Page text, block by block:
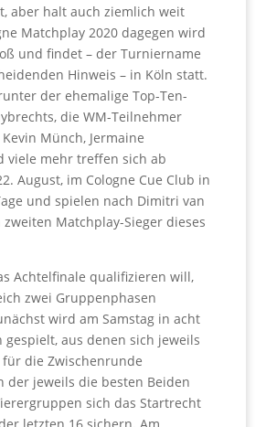
aber halt auch ziemlich weit
Matchplay 2020 dagegen wird
und findet – der Turniername
Hinweis – in Köln statt.
der ehemalige Top-Ten-
die WM-Teilnehmer
Münch, Jermaine
viele mehr treffen sich ab
August, im Cologne Cue Club in
und spielen nach Dimitri van
Matchplay-Sieger dieses
Achtelfinale qualifizieren will,
zwei Gruppenphasen
wird am Samstag in acht
aus denen sich jeweils
die Zwischenrunde
der jeweils die besten Beiden
sich das Startrecht